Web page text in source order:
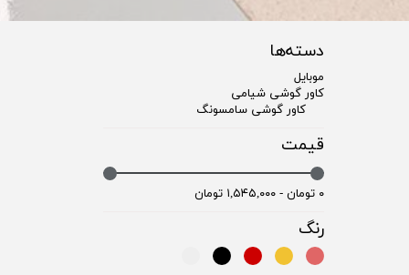
دسته‌ها
موبایل
کاور گوشی شیامی
کاور گوشی سامسونگ
قیمت
۰ تومان - ۱,۵۴۵,۰۰۰ تومان
رنگ